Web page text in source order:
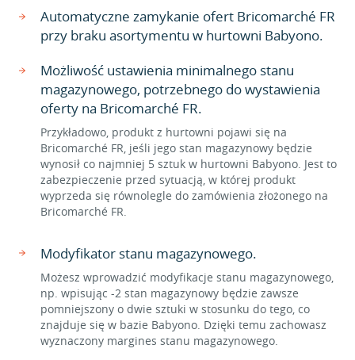
Automatyczne zamykanie ofert Bricomarché FR
przy braku asortymentu w hurtowni Babyono.
Możliwość ustawienia minimalnego stanu
magazynowego, potrzebnego do wystawienia
oferty na Bricomarché FR.
Przykładowo, produkt z hurtowni pojawi się na
Bricomarché FR, jeśli jego stan magazynowy będzie
wynosił co najmniej 5 sztuk w hurtowni Babyono. Jest to
zabezpieczenie przed sytuacją, w której produkt
wyprzeda się równolegle do zamówienia złożonego na
Bricomarché FR.
Modyfikator stanu magazynowego.
Możesz wprowadzić modyfikacje stanu magazynowego,
np. wpisując -2 stan magazynowy będzie zawsze
pomniejszony o dwie sztuki w stosunku do tego, co
znajduje się w bazie Babyono. Dzięki temu zachowasz
wyznaczony margines stanu magazynowego.